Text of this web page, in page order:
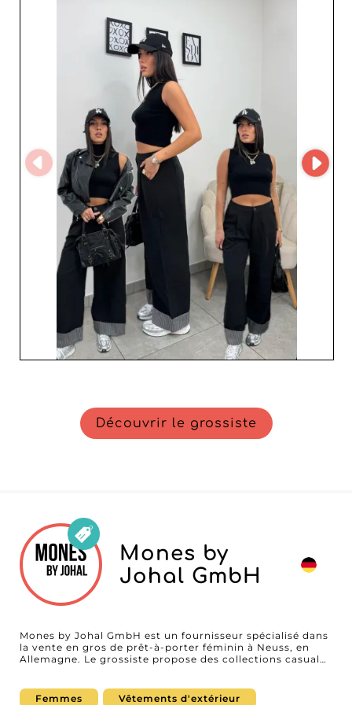
accès au MicroStore du fournisseur et développer un
partenariat avec un spécialiste du prêt-à-porter féminin
Découvrir le grossiste
Mones by
Johal GmbH
Mones by Johal GmbH est un fournisseur spécialisé dans
la vente en gros de prêt-à-porter féminin à Neuss, en
Allemagne. Le grossiste propose des collections casual
développées pour répondre aux besoins des boutiques,
Femmes Vêtements d'extérieur